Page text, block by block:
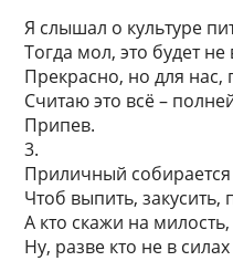
Я слышал о культуре
Тогда мол, это будет не
Прекрасно, но для нас,
Считаю это всё –
Припев.
3.
Приличный
Чтоб выпить, закусить,
А кто скажи на милость,
Ну, разве кто не в